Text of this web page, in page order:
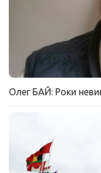
Олег БАЙ: Роки